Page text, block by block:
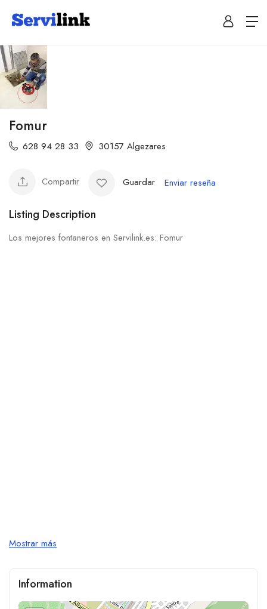
Fomur
628 94 28 33 30157 Algezares
Compartir Guardar Enviar reseña
Listing Description
Los mejores fontaneros en Servilink.es: Fomur
Mostrar más
Information